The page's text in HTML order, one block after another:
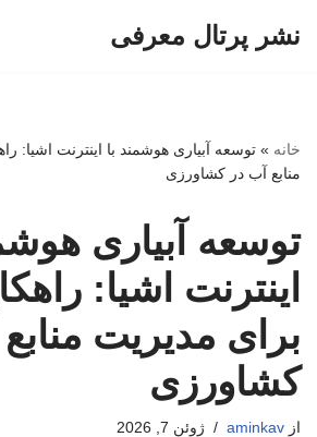
نشر پرتال معرفی
خانه » توسعه آبیاری هوشمند با اینترنت اشیا:
منابع آب در کشاورزی
توسعه آبیاری
اینترنت اشیا:
برای مدیریت
کشاورزی
از aminkav ژوئن 7, 2026